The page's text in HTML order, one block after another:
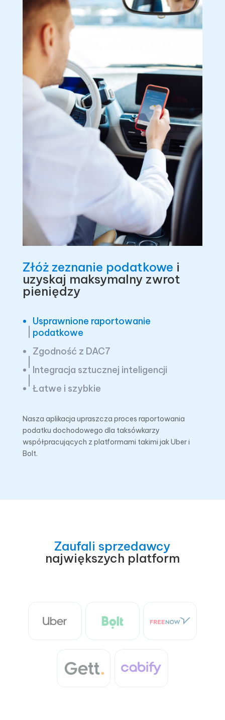
Złóż zeznanie podatkowe i
uzyskaj maksymalny zwrot
pieniędzy
Usprawnione raportowanie
podatkowe
Zgodność z DAC7
Integracja sztucznej inteligencji
Łatwe i szybkie
Nasza aplikacja upraszcza proces raportowania
podatku dochodowego dla taksówkarzy
współpracujących z platformami takimi jak Uber i
Bolt.
Zaufali sprzedawcy
największych platform